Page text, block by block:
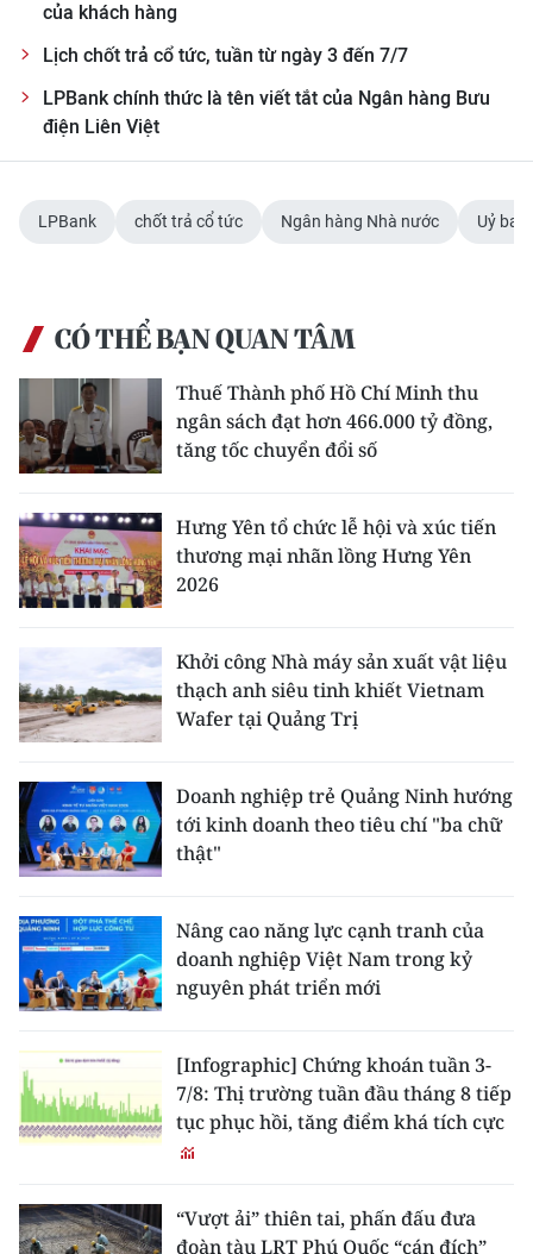
Đông Nam Bộ
Chuyên trang Hà Nội
VỀ BÁO NHÂN DÂN
THỜI NAY
NHÂN DÂN HẰNG THÁNG
MUA BÁO
ĐỌC BÁO IN
ENGLISH
中文
FRANÇAIS
ESPAÑOL
của khách hàng
Lịch chốt trả cổ tức, tuần từ ngày 3 đến 7/7
LPBank chính thức là tên viết tắt của Ngân hàng Bưu
điện Liên Việt
LPBank chốt trả cổ tức Ngân hàng Nhà nước Uỷ
CÓ THỂ BẠN QUAN TÂM
Thuế Thành phố Hồ Chí Minh thu
ngân sách đạt hơn 466.000 tỷ đồng,
tăng tốc chuyển đổi số
Hưng Yên tổ chức lễ hội và xúc tiến
thương mại nhãn lồng Hưng Yên
2026
Khởi công Nhà máy sản xuất vật liệu
thạch anh siêu tinh khiết Vietnam
Wafer tại Quảng Trị
Doanh nghiệp trẻ Quảng Ninh hướng
tới kinh doanh theo tiêu chí "ba chữ
thật"
Nâng cao năng lực cạnh tranh của
doanh nghiệp Việt Nam trong kỷ
nguyên phát triển mới
[Infographic] Chứng khoán tuần 3-
7/8: Thị trường tuần đầu tháng 8 tiếp
tục phục hồi, tăng điểm khá tích cực
“Vượt ải” thiên tai, phấn đấu đưa
đoàn tàu LRT Phú Quốc “cán đích”